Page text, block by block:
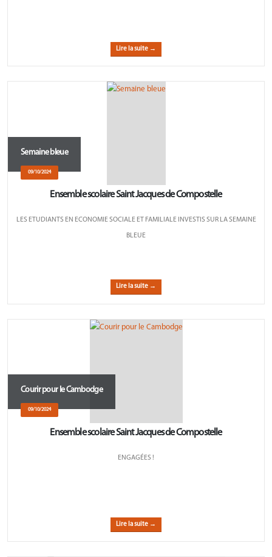
Lire la suite →
Semaine bleue
09/10/2024
Ensemble scolaire Saint Jacques de Compostelle
LES ETUDIANTS EN ECONOMIE SOCIALE ET FAMILIALE INVESTIS SUR LA SEMAINE
BLEUE
Lire la suite →
Courir pour le Cambodge
09/10/2024
Ensemble scolaire Saint Jacques de Compostelle
ENGAGÉES !
Lire la suite →